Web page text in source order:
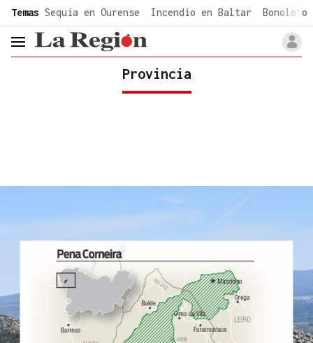
common.go-to-content
Temas Sequía en Ourense Incendio en Baltar Bonoloto
header.menu.open
Provincia